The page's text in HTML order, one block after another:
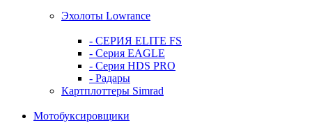
Эхолоты Lowrance
- СЕРИЯ ELITE FS
- Серия EAGLE
- Серия HDS PRO
- Радары
Картплоттеры Simrad
Мотобуксировщики